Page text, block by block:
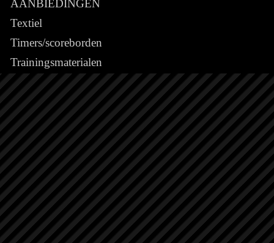
AANBIEDINGEN
Textiel
Timers/scoreborden
Trainingsmaterialen